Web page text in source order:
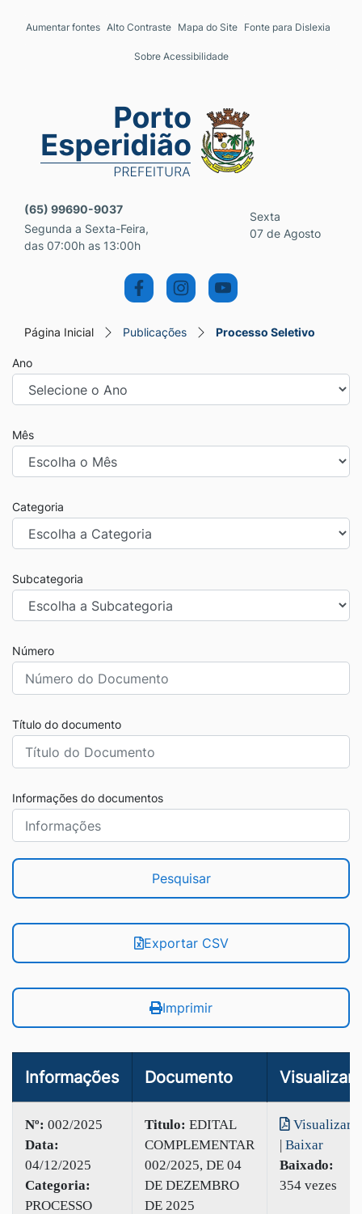
Seção de atalhos e links
Ir para a busca [alt+3]
Aumentar fontes Alto Contraste Mapa do Site Fonte para Dislexia
Sobre Acessibilidade
Seção do menu principal
(65) 99690-9037
Segunda a Sexta-Feira,
das 07:00h as 13:00h
Sexta
07 de Agosto
Página Inicial Publicações Processo Seletivo
Ano
Mês
Categoria
Subcategoria
Número
Título do documento
Informações do documentos
Pesquisar
Exportar CSV
Imprimir
Informações Documento Visualizar
Nº: 002/2025
Data:
04/12/2025
Categoria:
PROCESSO
Titulo: EDITAL
COMPLEMENTAR
002/2025, DE 04
DE DEZEMBRO
DE 2025
Visualizar
| Baixar
Baixado:
354 vezes